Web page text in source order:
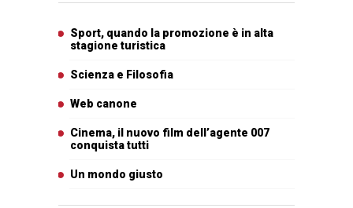
Sport, quando la promozione è in alta
stagione turistica
Scienza e Filosofia
Web canone
Cinema, il nuovo film dell’agente 007
conquista tutti
Un mondo giusto